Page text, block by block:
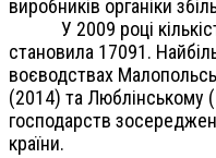
виробників органіки
У 2009 році
становила 17091.
воєводствах
(2014) та Люблінському
господарств
країни.